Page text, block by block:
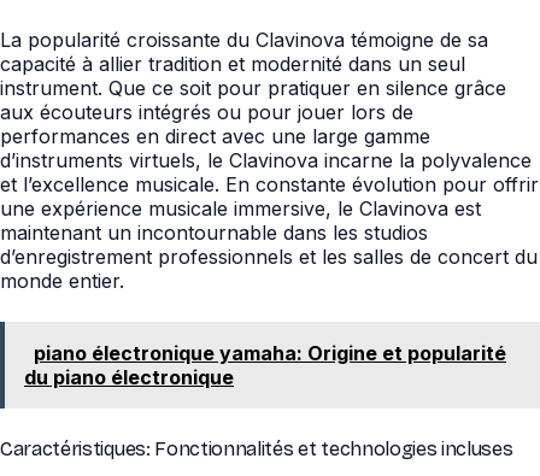
La popularité croissante du Clavinova témoigne de sa
capacité à allier tradition et modernité dans un seul
instrument. Que ce soit pour pratiquer en silence grâce
aux écouteurs intégrés ou pour jouer lors de
performances en direct avec une large gamme
d’instruments virtuels, le Clavinova incarne la polyvalence
et l’excellence musicale. En constante évolution pour offrir
une expérience musicale immersive, le Clavinova est
maintenant un incontournable dans les studios
d’enregistrement professionnels et les salles de concert du
monde entier.
piano électronique yamaha: Origine et popularité
du piano électronique
Caractéristiques: Fonctionnalités et technologies incluses